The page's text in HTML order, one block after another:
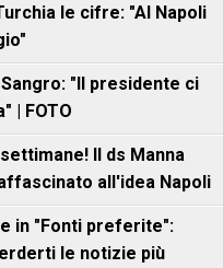
le cifre: "Al Napoli
"Il presidente ci
| FOTO
Il ds Manna
all'idea Napoli
in "Fonti preferite":
le notizie più